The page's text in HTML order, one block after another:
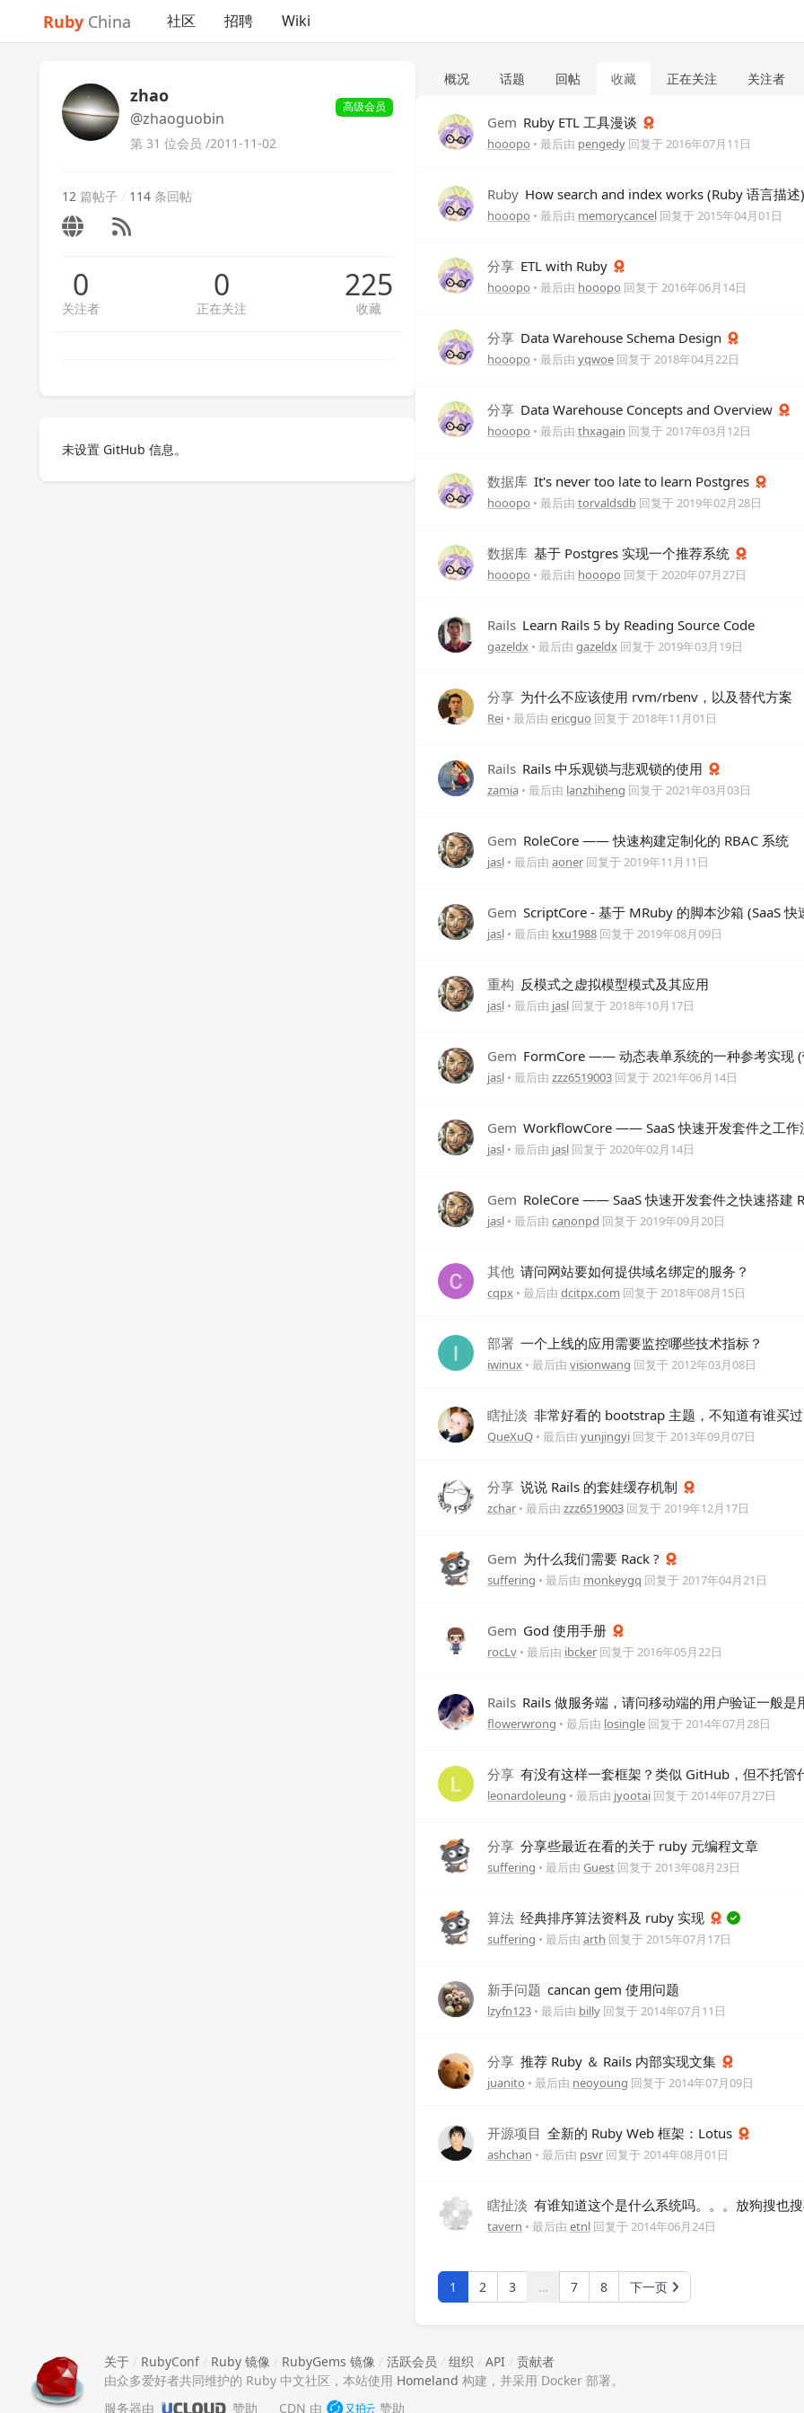
Ruby China 社区 招聘 Wiki
zhao
@zhaoguobin
高级会员
第 31 位会员 /2011-11-02
12 篇帖子 / 114 条回帖
0
关注者
0
正在关注
225
收藏
未设置 GitHub 信息。
概况 话题 回帖 收藏 正在关注 关注者
Gem Ruby ETL 工具漫谈
hooopo • 最后由 pengedy回复于2016年07月11日
Ruby How search and index works (Ruby 语言描述)
hooopo • 最后由 memorycancel回复于2015年04月01日
分享 ETL with Ruby
hooopo • 最后由 hooopo 回复于2016年06月14日
分享 Data Warehouse Schema Design
hooopo • 最后由 yqwoe回复于2018年04月22日
分享 Data Warehouse Concepts and Overview
hooopo • 最后由 thxagain 回复于2017年03月12日
数据库 It's never too late to learn Postgres
hooopo • 最后由 torvaldsdb回复于2019年02月28日
数据库 基于 Postgres 实现一个推荐系统
hooopo • 最后由 hooopo 回复于2020年07月27日
Rails Learn Rails 5 by Reading Source Code
gazeldx • 最后由 gazeldx回复于2019年03月19日
分享 为什么不应该使用 rvm/rbenv，以及替代方案
Rei • 最后由 ericguo 回复于2018年11月01日
Rails Rails 中乐观锁与悲观锁的使用
zamia • 最后由 lanzhiheng 回复于2021年03月03日
Gem RoleCore —— 快速构建定制化的 RBAC 系统
jasl • 最后由 aoner回复于2019年11月11日
Gem ScriptCore - 基于 MRuby 的脚本沙箱 (SaaS
jasl • 最后由 kxu1988回复于2019年08月09日
重构 反模式之虚拟模型模式及其应用
jasl • 最后由 jasl回复于2018年10月17日
Gem FormCore —— 动态表单系统的一种参考实现 (
jasl • 最后由 zzz6519003回复于2021年06月14日
Gem WorkflowCore —— SaaS 快速开发套件之工作
jasl • 最后由 jasl回复于2020年02月14日
Gem RoleCore —— SaaS 快速开发套件之快速搭建
jasl • 最后由 canonpd 回复于2019年09月20日
其他 请问网站要如何提供域名绑定的服务？
cqpx • 最后由 dcitpx.com 回复于2018年08月15日
部署 一个上线的应用需要监控哪些技术指标？
iwinux • 最后由 visionwang 回复于2012年03月08日
瞎扯淡 非常好看的 bootstrap 主题，不知道有谁买过
QueXuQ • 最后由 yunjingyi回复于2013年09月07日
分享 说说 Rails 的套娃缓存机制
zchar • 最后由 zzz6519003回复于2019年12月17日
Gem 为什么我们需要 Rack ?
suffering • 最后由 monkeygq 回复于2017年04月21日
Gem God 使用手册
rocLv • 最后由 ibcker回复于2016年05月22日
Rails Rails 做服务端，请问移动端的用户验证一般是
flowerwrong • 最后由 losingle回复于2014年07月28日
分享 有没有这样一套框架？类似 GitHub，但不托管
leonardoleung • 最后由 jyootai回复于2014年07月27日
分享 分享些最近在看的关于 ruby 元编程文章
suffering • 最后由 Guest回复于2013年08月23日
算法 经典排序算法资料及 ruby 实现
suffering • 最后由 arth 回复于2015年07月17日
新手问题 cancan gem 使用问题
lzyfn123 • 最后由 billy回复于2014年07月11日
分享 推荐 Ruby ＆ Rails 内部实现文集
juanito • 最后由 neoyoung 回复于2014年07月09日
开源项目 全新的 Ruby Web 框架：Lotus
ashchan • 最后由 psvr回复于2014年08月01日
瞎扯淡 有谁知道这个是什么系统吗。。。放狗搜也
tavern • 最后由 etnl回复于2014年06月24日
1 2 3 … 7 8 下一页
关于 / RubyConf/ Ruby 镜像 / RubyGems 镜像 / 活跃会员 / 组织 / API / 贡献者
由众多爱好者共同维护的 Ruby 中文社区，本站使用 Homeland 构建，并采用 Docker 部署。
服务器由
赞助 CDN 由 赞助